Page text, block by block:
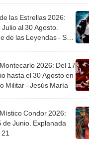
las Estrellas 2026:
Julio al 30 Agosto.
de las Leyendas - San
2026: Del 17
hasta el 30 Agosto en
Militar - Jesús María
Condor 2026:
de Junio. Explanada